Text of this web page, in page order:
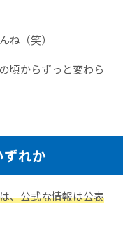
ね（笑）
頃からずっと変わら
れか
、公式な情報は公表